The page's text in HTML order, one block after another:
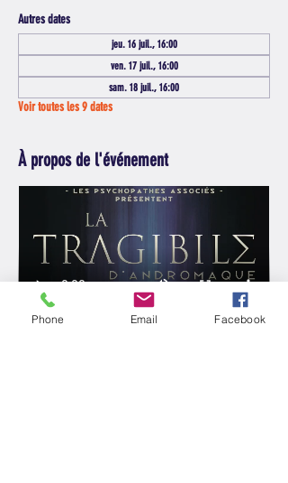
Autres dates
jeu. 16 juil., 16:00
ven. 17 juil., 16:00
sam. 18 juil., 16:00
Voir toutes les 9 dates
À propos de l'événement
Phone Email Facebook